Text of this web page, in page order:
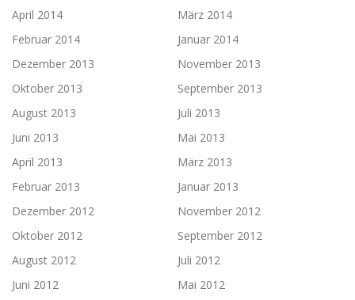
April 2014
März 2014
Februar 2014
Januar 2014
Dezember 2013
November 2013
Oktober 2013
September 2013
August 2013
Juli 2013
Juni 2013
Mai 2013
April 2013
März 2013
Februar 2013
Januar 2013
Dezember 2012
November 2012
Oktober 2012
September 2012
August 2012
Juli 2012
Juni 2012
Mai 2012